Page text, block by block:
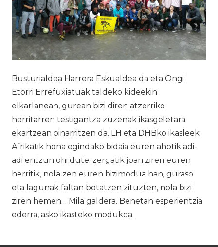
Busturialdea Harrera Eskualdea da eta Ongi
Etorri Errefuxiatuak taldeko kideekin
elkarlanean, gurean bizi diren atzerriko
herritarren testigantza zuzenak ikasgeletara
ekartzean oinarritzen da. LH eta DHBko ikasleek
Afrikatik hona egindako bidaia euren ahotik adi-
adi entzun ohi dute: zergatik joan ziren euren
herritik, nola zen euren bizimodua han, guraso
eta lagunak faltan botatzen zituzten, nola bizi
ziren hemen… Mila galdera. Benetan esperientzia
ederra, asko ikasteko modukoa.